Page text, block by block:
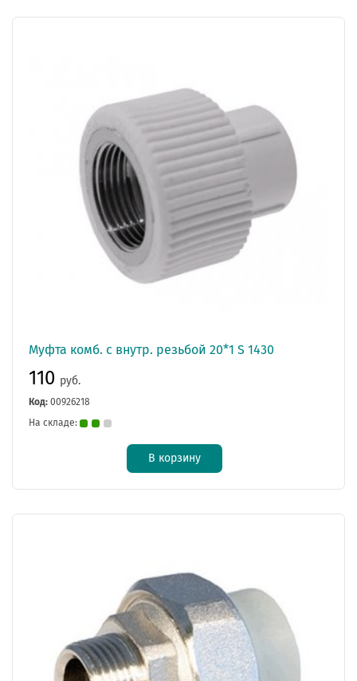
Муфта комб. с внутр. резьбой 20*1 S 1430
110 руб.
Код: 00926218
На складе:
В корзину